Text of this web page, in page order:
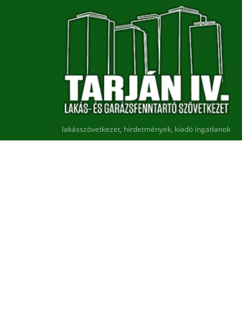
lakásszövetkezet, hirdetmények, kiadó ingatlanok